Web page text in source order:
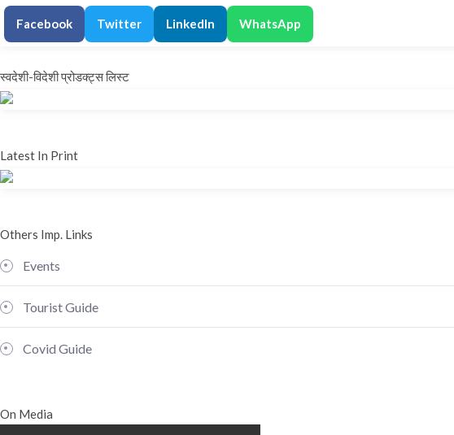
Facebook Twitter LinkedIn WhatsApp
स्वदेशी-विदेशी प्रोडक्ट्स लिस्ट
Latest In Print
Others Imp. Links
Events
Tourist Guide
Covid Guide
On Media